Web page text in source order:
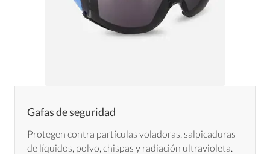
Gafas de seguridad
Protegen contra partículas voladoras, salpicaduras
de líquidos, polvo, chispas y radiación ultravioleta.